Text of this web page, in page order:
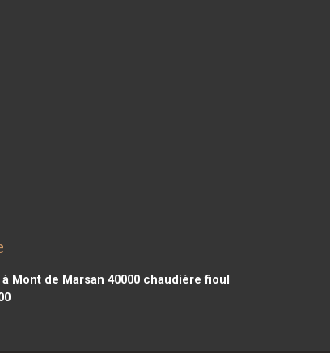
Mont de Marsan 40000chaudière fioul